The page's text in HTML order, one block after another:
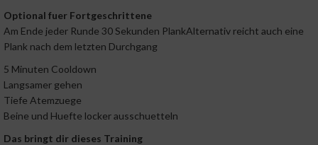
Optional fuer Fortgeschrittene
Am Ende jeder Runde 30 Sekunden PlankAlternativ reicht auch eine
Plank nach dem letzten Durchgang
5 Minuten Cooldown
Langsamer gehen
Tiefe Atemzuege
Beine und Huefte locker ausschuetteln
Das bringt dir dieses Training